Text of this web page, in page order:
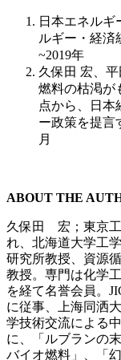
日本エネルギ
ルギー・経済
~2019年
久保田 宏、
燃料の枯渇が
点から、日本
ー政策を提言
月
ABOUT THE
久保田 宏；東京工
れ、北海道大学工
研究所教授、資源
教授。専門は化学
を経て名誉会員。
に従事、上海同洒
学技術交流による
に、「ルブランの
バイオ燃料」、「